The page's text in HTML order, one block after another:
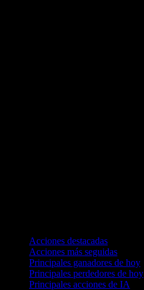
Acciones destacadas
Acciones más seguidas
Principales ganadores de hoy
Principales perdedores de hoy
Principales acciones de IA